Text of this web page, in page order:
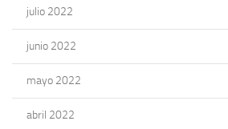
julio 2022
junio 2022
mayo 2022
abril 2022